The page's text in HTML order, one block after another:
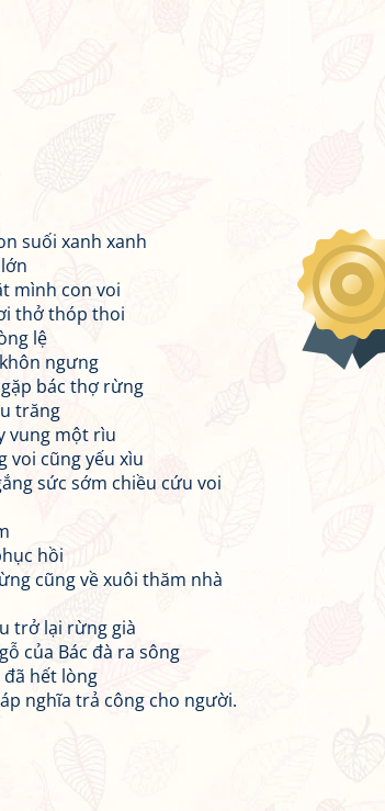
suối xanh xanh
mình con voi
thở thóp thoi
lệ
ngưng
bác thợ rừng
trăng
vung một rìu
voi cũng yếu xìu
sức sớm chiều cứu voi
hồi
cũng về xuôi thăm nhà
trở lại rừng già
của Bác đà ra sông
đã hết lòng
nghĩa trả công cho người.